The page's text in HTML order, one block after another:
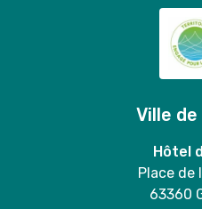
Ville
Hôtel
Place de
63360